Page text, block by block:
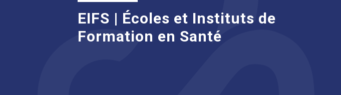
EIFS | Écoles et Instituts de
Formation en Santé